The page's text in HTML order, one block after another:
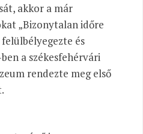
akkor a már
„Bizonytalan időre
és
a székesfehérvári
rendezte meg első